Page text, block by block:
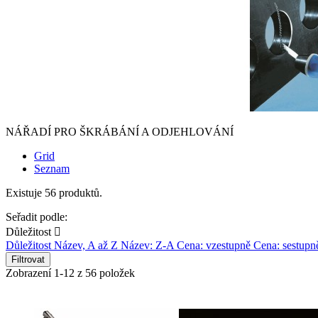
NÁŘADÍ PRO ŠKRÁBÁNÍ A ODJEHLOVÁNÍ
Grid
Seznam
Existuje 56 produktů.
Seřadit podle:
Důležitost 
Důležitost Název, A až Z Název: Z-A Cena: vzestupně Cena:
Filtrovat
Zobrazení 1-12 z 56 položek